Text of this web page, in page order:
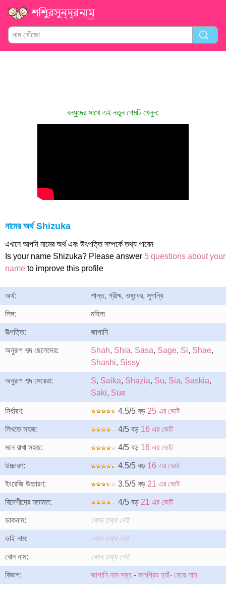
বন্ধুদের সাথে এই নতুন গেমটি খেলুন:
নামের অর্থ Shizuka
এখানে আপনি নামের অর্থ এবং উৎপত্তি সম্পর্কে তথ্য পাবেন
Is your name Shizuka? Please answer 5 questions about your
name to improve this profile
অর্থ: শান্ত, গ্রীষ্ম, ওষুধের, সুগন্ধি
লিঙ্গ: মহিলা
উত্পত্তি: জাপানি
অনুরূপ শব্দ ছেলেদের: Shah, Shia, Sasa, Sage, Si, Shae,
Shashi, Sissy
অনুরূপ শব্দ মেয়েরা: S, Saika, Shazia, Su, Sia, Saskia,
Saki, Sue
নির্ধারণ: 4.5/5 বড় 25 এর ভোট
লিখতে সহজ: 4/5 বড় 16 এর ভোট
মনে রাখা সহজ: 4/5 বড় 16 এর ভোট
উচ্চারণ: 4.5/5 বড় 16 এর ভোট
ইংরেজি উচ্চারণ: 3.5/5 বড় 21 এর ভোট
বিদেশীদের মতামত: 4/5 বড় 21 এর ভোট
ডাকনাম: কোন তথ্য নেই
ভাই নাম: কোন তথ্য নেই
বোন নাম: কোন তথ্য নেই
বিভাগ: জাপানি নাম সমূহ- জনপ্রিয় হ্যাঁ- মেয়ে নাম